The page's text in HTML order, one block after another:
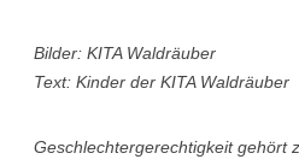
Bilder: KITA Waldräuber
Text: Kinder der KITA Waldräuber
Geschlechtergerechtigkeit gehört